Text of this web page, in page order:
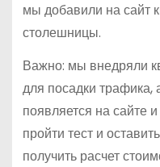
мы добавили на сайт
столешницы.
Важно: мы внедряли
для посадки трафика,
появляется на сайте
пройти тест и
получить расчет